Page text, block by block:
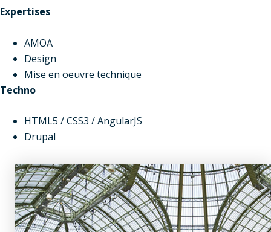
Expertises
AMOA
Design
Mise en oeuvre technique
Techno
HTML5 / CSS3 / AngularJS
Drupal